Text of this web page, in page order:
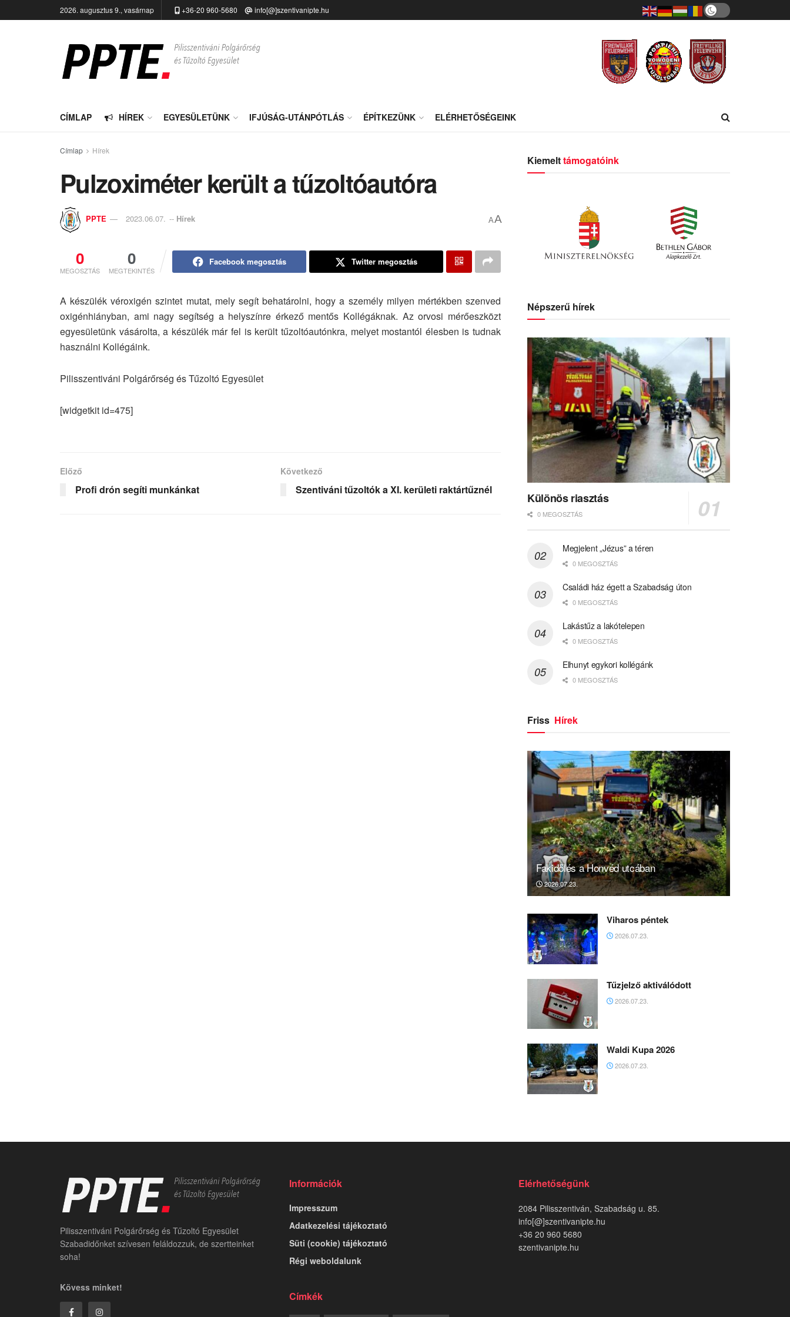
2026. augusztus 9., vasárnap +36-20 960-5680 info[@]szentivanipte.hu
CÍMLAP HÍREK EGYESÜLETÜNK IFJÚSÁG-UTÁNPÓTLÁS ÉPÍTKEZÜNK ELÉRHETŐSÉGEINK
Címlap Hírek
Pulzoximéter került a tűzoltóautóra
PPTE 2023.06.07. -- Hírek AA
0
MEGOSZTÁS
0
MEGTEKINTÉS
Facebook megosztás Twitter megosztás
A készülék véroxigén szintet mutat, mely segít behatárolni, hogy a személy milyen mértékben szenved
oxigénhiányban, ami nagy segítség a helyszínre érkező mentős Kollégáknak. Az orvosi mérőeszközt
egyesületünk vásárolta, a készülék már fel is került tűzoltóautónkra, melyet mostantól élesben is tudnak
használni Kollégáink.
Pilisszentiváni Polgárőrség és Tűzoltó Egyesület
[widgetkit id=475]
Előző
Profi drón segíti munkánkat
Következő
Szentiváni tűzoltók a XI. kerületi raktártűznél
Kiemelttámogatóink
Népszerű hírek
Különös riasztás
0 MEGOSZTÁS
Megjelent „Jézus” a téren
0 MEGOSZTÁS
Családi ház égett a Szabadság úton
0 MEGOSZTÁS
Lakástűz a lakótelepen
0 MEGOSZTÁS
Elhunyt egykori kollégánk
0 MEGOSZTÁS
Friss Hírek
Fakidőlés a Honvéd utcában
2026.07.23.
Viharos péntek
2026.07.23.
Tűzjelző aktiválódott
2026.07.23.
Waldi Kupa 2026
2026.07.23.
Pilisszentiváni Polgárőrség és Tűzoltó Egyesület
Szabadidőnket szívesen feláldozzuk, de szertteinket
soha!
Kövess minket!
Információk
Impresszum
Adatkezelési tájékoztató
Süti (cookie) tájékoztató
Régi weboldalunk
Címkék
Elérhetőségünk
2084 Pilisszentiván, Szabadság u. 85.
info[@]szentivanipte.hu
+36 20 960 5680
szentivanipte.hu